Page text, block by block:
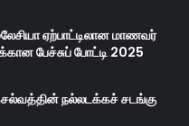
ஏற்பாட்டிலான மாணவர்
பேச்சுப் போட்டி 2025
செல்வத்தின் நல்லடக்கச் சடங்கு